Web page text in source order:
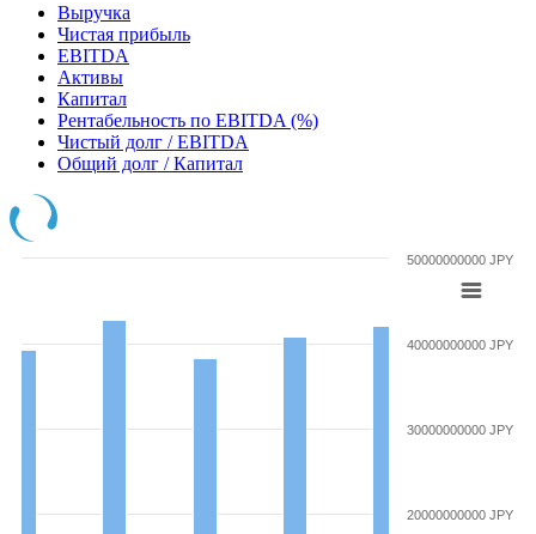
Выручка
Чистая прибыль
EBITDA
Активы
Капитал
Рентабельность по EBITDA (%)
Чистый долг / EBITDA
Общий долг / Капитал
20000000000 JPY
30000000000 JPY
40000000000 JPY
50000000000 JPY